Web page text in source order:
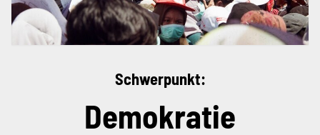
Schwerpunkt:
Demokratie